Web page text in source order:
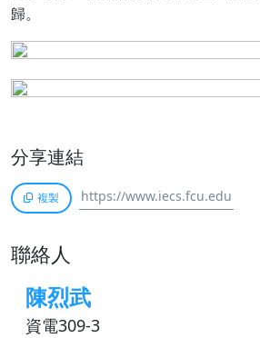
歸。
分享連結
複製
聯絡人
陳烈武
資電309-3